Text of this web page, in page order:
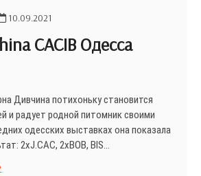
10.09.2021
CACIB Одесса
Дивчина потихоньку становится
и радует родной питомник своими
одесских выставках она показала
2хJ.CAC, 2xBOB, BIS…